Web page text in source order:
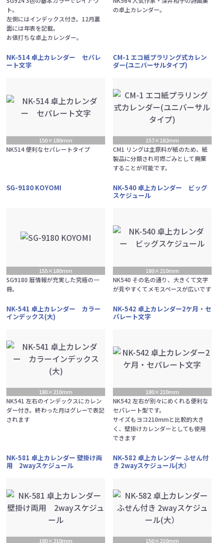
ト。
左側にはインデックス付き。12月裏
面には年表を記載。
お値打ちな卓上カレンダー。
の卓上カレンダー。
NK-514 卓上カレンダー セパレ
ート文字
150×180mm
NK514 便利なセパレートタイプ
CM-1 エコ紙プラリング式カレン
ダー(ユニバーサルタイプ)
157×182mm
CM1 リングは主原料が紙のため、紙
製品に分類され可燃ごみとして廃棄
することが可能です。
SG-9180 KOYOMI
155×180mm
SG9180 暦情報が充実した究極の一
冊。
NK-540 卓上カレンダー ビッグ
スケジュール
180×210mm
NK540 その名の通り、大きくて文字
が見やすくてメモスペースが広いです
NK-541 卓上カレンダー カラー
インデックス(大)
180×210mm
NK541 左右のインデックスにカレン
ダー付き。終わった月はグレーで表記
されます
NK-542 卓上カレンダー2ケ月・セ
パレート文字
180×210mm
NK542 左右が別々にめくれる便利な
セパレート型です。
サイズもヨコ210mmと比較的大き
く、壁掛けカレンダーとしても使用
できます
NK-581 卓上カレンダー 壁掛け両
用 2wayスケジュール
180×210mm
NK-582 卓上カレンダー ふせん付
き 2wayスケジュール(大）
150×210mm